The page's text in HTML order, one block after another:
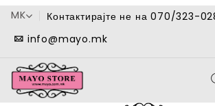
MK
Контактирајте не на 070/323-
info@mayo.mk